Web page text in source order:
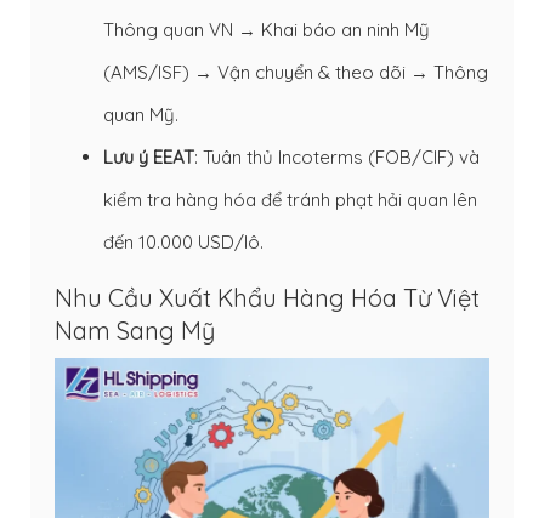
Thông quan VN → Khai báo an ninh Mỹ
(AMS/ISF) → Vận chuyển & theo dõi → Thông
quan Mỹ.
Lưu ý EEAT: Tuân thủ Incoterms (FOB/CIF) và
kiểm tra hàng hóa để tránh phạt hải quan lên
đến 10.000 USD/lô.
Nhu Cầu Xuất Khẩu Hàng Hóa Từ Việt
Nam Sang Mỹ